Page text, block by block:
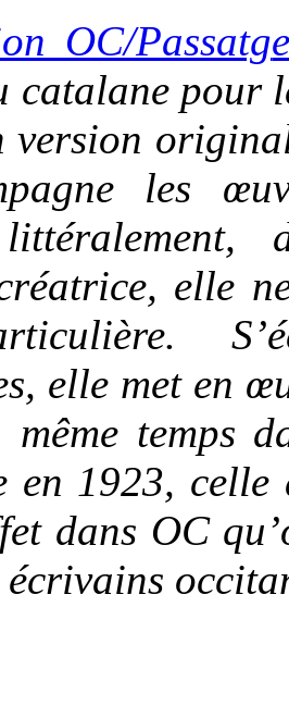
OC/Passatg
catalane pour
version
les
elle
elle met en
même temps
en 1923,
dans OC
écrivains